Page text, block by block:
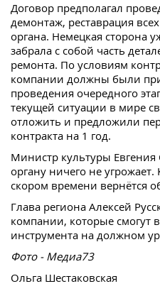
Договор предполагал
демонтаж, реставрация
органа. Немецкая сторона
забрала с собой часть
ремонта. По условиям
компании должны были
проведения очередного
текущей ситуации в мире
отложить и предложили
контракта на 1 год.
Министр культуры
органу ничего не
скором времени вернётся
Глава региона Алексей
компании, которые смогут
инструмента на должном
Фото - Медиа73
Ольга Шестаковская